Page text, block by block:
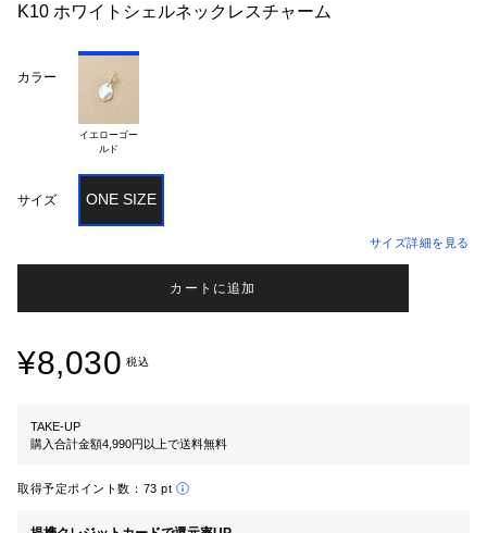
K10 ホワイトシェルネックレスチャーム
カラー
イエローゴー
サイズ ONE SIZE
サイズ詳細を見る
カートに追加
¥8,030 税込
TAKE-UP
購入合計金額4,990円以上で送料無料
取得予定ポイント数： 73 pt